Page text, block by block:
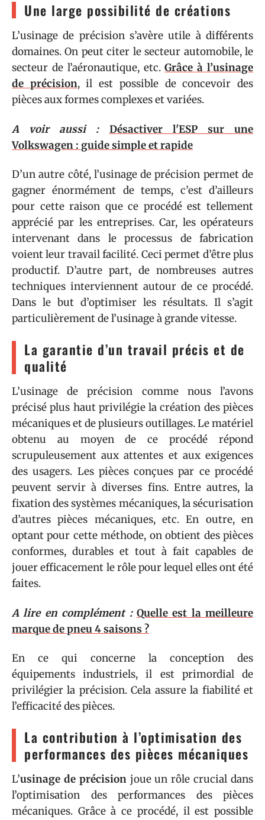
Une large possibilité de créations
L’usinage de précision s’avère utile à différents
domaines. On peut citer le secteur automobile, le
secteur de l’aéronautique, etc.Grâce à l’usinage
de précision, il est possible de concevoir des
pièces aux formes complexes et variées.
A voir aussi :
Désactiver l'ESP sur une
Volkswagen : guide simple et rapide
D’un autre côté, l’usinage de précision permet de
gagner énormément de temps, c’est d’ailleurs
pour cette raison que ce procédé est tellement
apprécié par les entreprises. Car, les opérateurs
intervenant dans le processus de fabrication
voient leur travail facilité. Ceci permet d’être plus
productif. D’autre part, de nombreuses autres
techniques interviennent autour de ce procédé.
Dans le but d’optimiser les résultats. Il s’agit
particulièrement de l’usinage à grande vitesse.
La garantie d’un travail précis et de
qualité
L’usinage de précision comme nous l’avons
précisé plus haut privilégie la création des pièces
mécaniques et de plusieurs outillages. Le matériel
obtenu au moyen de ce procédé répond
scrupuleusement aux attentes et aux exigences
des usagers. Les pièces conçues par ce procédé
peuvent servir à diverses fins. Entre autres, la
fixation des systèmes mécaniques, la sécurisation
d’autres pièces mécaniques, etc. En outre, en
optant pour cette méthode, on obtient des pièces
conformes, durables et tout à fait capables de
jouer efficacement le rôle pour lequel elles ont été
faites.
A lire en complément : Quelle est la meilleure
marque de pneu 4 saisons ?
En ce qui concerne la conception des
équipements industriels, il est primordial de
privilégier la précision. Cela assure la fiabilité et
l’efficacité des pièces.
La contribution à l’optimisation des
performances des pièces mécaniques
L’usinage de précisionjoue un rôle crucial dans
l’optimisation des performances des pièces
mécaniques. Grâce à ce procédé, il est possible